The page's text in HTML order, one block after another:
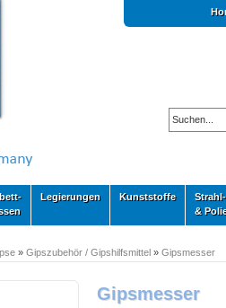
Legierungen Kunststoffe
Strahl-
&
» Gipszubehör / Gipshilfsmittel » Gipsmesser
Gipsmesser